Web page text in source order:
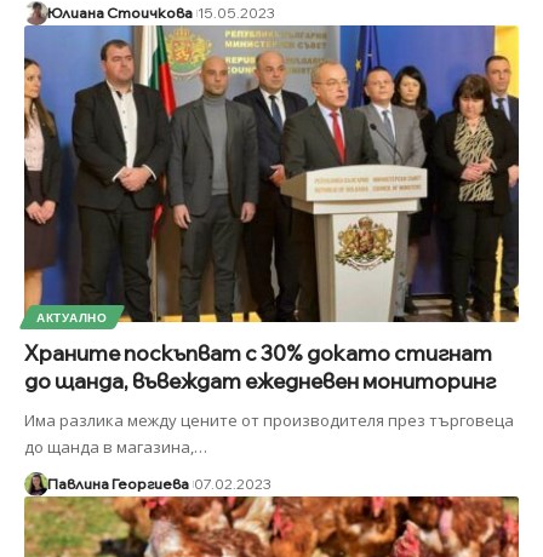
Юлиана Стоичкова 15.05.2023
АКТУАЛНО
Храните поскъпват с 30% докато стигнат
до щанда, въвеждат ежедневен мониторинг
Има разлика между цените от производителя през търговеца
до щанда в магазина,…
Павлина Георгиева 07.02.2023